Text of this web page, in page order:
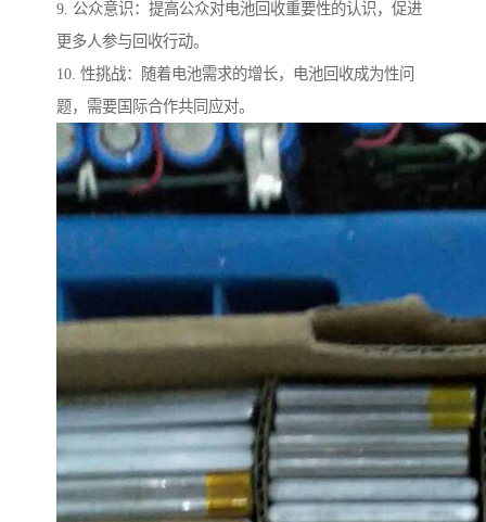
9. 公众意识：提高公众对电池回收重要性的认识，促进
更多人参与回收行动。
10. 性挑战：随着电池需求的增长，电池回收成为性问
题，需要国际合作共同应对。